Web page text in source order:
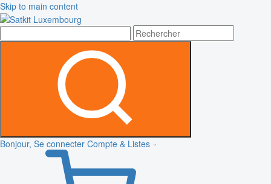
Skip to main content
Bonjour, Se connecter Compte & Listes